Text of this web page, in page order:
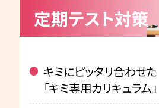
定期テスト対策
キミにピッタリ合わせた
「キミ専用カリキュラム」